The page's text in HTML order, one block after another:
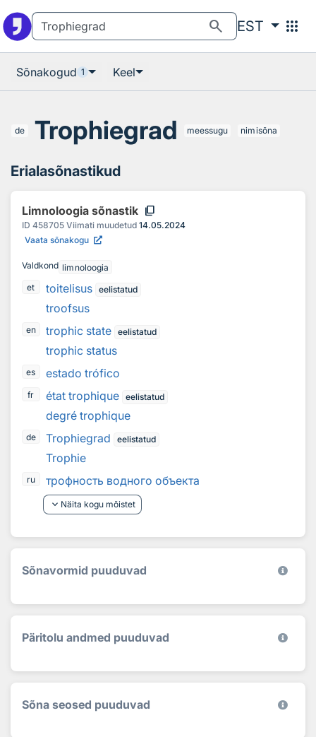
search EST apps
Sõnakogud 1 Keel
de Trophiegrad meessugu nimisõna
Erialasõnastikud
Limnoloogia sõnastik content_copy
ID 458705 Viimati muudetud 14.05.2024
Vaata sõnakogu
Valdkond limnoloogia
et
toitelisus eelistatud
troofsus
en trophic state eelistatud
trophic status
es estado trófico
fr état trophique eelistatud
degré trophique
de Trophiegrad eelistatud
Trophie
ru
трофность водного объекта
keyboard_arrow_down Näita kogu mõistet
Sõnavormid puuduvad
Päritolu andmed puuduvad
Sõna seosed puuduvad